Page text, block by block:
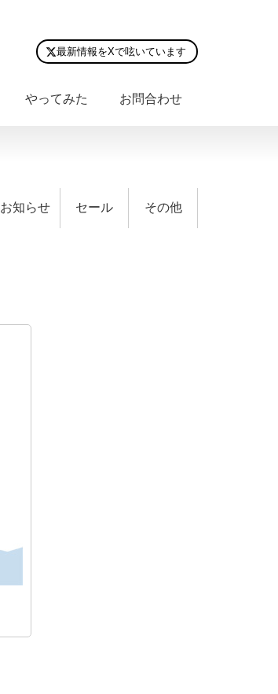
最新情報をXで呟いています
やってみた お問合わせ
お知らせ セール その他